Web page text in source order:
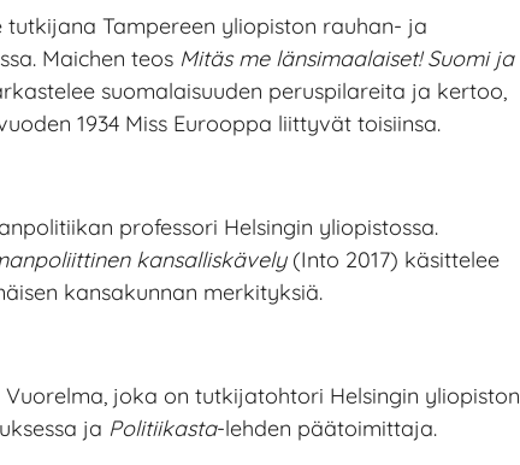
tutkijana Tampereen yliopiston rauhan- ja
Maichen teos Mitäs me länsimaalaiset! Suomi ja
suomalaisuuden peruspilareita ja kertoo,
1934 Miss Eurooppa liittyvät toisiinsa.
professori Helsingin yliopistossa.
kansalliskävely(Into 2017) käsittelee
kansakunnan merkityksiä.
joka on tutkijatohtori Helsingin yliopiston
ja Politiikasta-lehden päätoimittaja.